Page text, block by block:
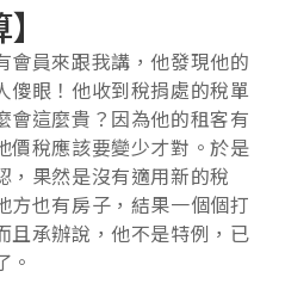
會員來跟我講，他發現他的
傻眼！他收到稅捐處的稅單
會這麼貴？因為他的租客有
價稅應該要變少才對。於是
，果然是沒有適用新的稅
方也有房子，結果一個個打
且承辦說，他不是特例，已
。